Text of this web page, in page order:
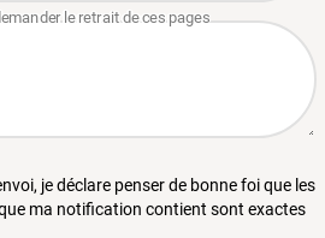
je déclare penser de bonne foi que les
ma notification contient sont exactes